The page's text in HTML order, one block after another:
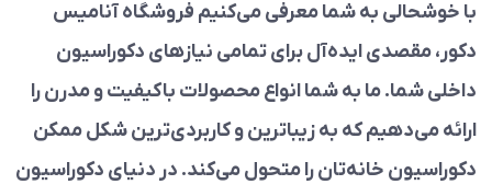
با خوشحالی به شما معرفی می‌کنیم فروشگاه آنامیس
دکور، مقصدی ایده‌آل برای تمامی نیازهای دکوراسیون
داخلی شما. ما به شما انواع محصولات باکیفیت و مدرن را
ارائه می‌دهیم که به زیباترین و کاربردی‌ترین شکل ممکن
دکوراسیون خانه‌تان را متحول می‌کند. در دنیای دکوراسیون